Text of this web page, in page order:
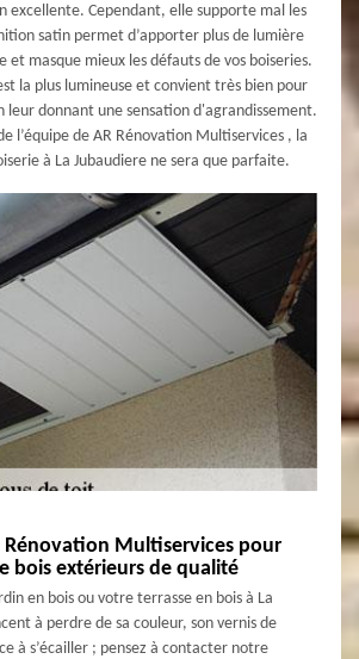
excellente. Cependant, elle supporte mal les
satin permet d’apporter plus de lumière
et masque mieux les défauts de vos boiseries.
la plus lumineuse et convient très bien pour
leur donnant une sensation d'agrandissement.
l’équipe de AR Rénovation Multiservices , la
à La Jubaudiere ne sera que parfaite.
Rénovation Multiservices pour
bois extérieurs de qualité
en bois ou votre terrasse en bois à La
à perdre de sa couleur, son vernis de
à s’écailler ; pensez à contacter notre